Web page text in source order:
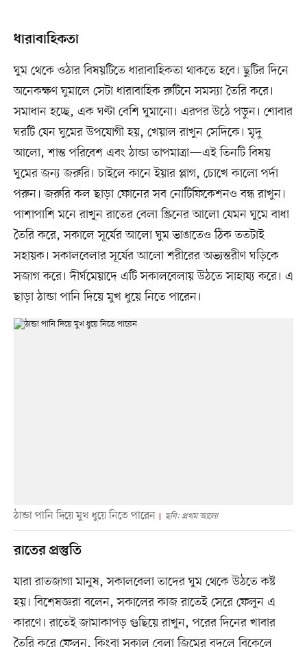
ধারাবাহিকতা
ঘুম থেকে ওঠার বিষয়টিতে ধারাবাহিকতা থাকতে হবে। ছুটির দিনে
অনেকক্ষণ ঘুমালে সেটা ধারাবাহিক রুটিনে সমস্যা তৈরি করে।
সমাধান হচ্ছে, এক ঘণ্টা বেশি ঘুমানো। এরপর উঠে পড়ুন। শোবার
ঘরটি যেন ঘুমের উপযোগী হয়, খেয়াল রাখুন সেদিকে। মৃদু
আলো, শান্ত পরিবেশ এবং ঠান্ডা তাপমাত্রা—এই তিনটি বিষয়
ঘুমের জন্য জরুরি। চাইলে কানে ইয়ার প্লাগ, চোখে কালো পর্দা
পরুন। জরুরি কল ছাড়া ফোনের সব নোটিফিকেশনও বন্ধ রাখুন।
পাশাপাশি মনে রাখুন রাতের বেলা স্ক্রিনের আলো যেমন ঘুমে বাধা
তৈরি করে, সকালে সূর্যের আলো ঘুম ভাঙাতেও ঠিক ততটাই
সহায়ক। সকালবেলার সূর্যের আলো শরীরের অভ্যন্তরীণ ঘড়িকে
সজাগ করে। দীর্ঘমেয়াদে এটি সকালবেলায় উঠতে সাহায্য করে। এ
ছাড়া ঠান্ডা পানি দিয়ে মুখ ধুয়ে নিতে পারেন।
ঠান্ডা পানি দিয়ে মুখ ধুয়ে নিতে পারেন ছবি: প্রথম আলো
রাতের প্রস্তুতি
যারা রাতজাগা মানুষ, সকালবেলা তাদের ঘুম থেকে উঠতে কষ্ট
হয়। বিশেষজ্ঞরা বলেন, সকালের কাজ রাতেই সেরে ফেলুন এ
কারণে। রাতেই জামাকাপড় গুছিয়ে রাখুন, পরের দিনের খাবার
তৈরি করে ফেলুন, কিংবা সকাল বেলা জিমের বদলে বিকেলে